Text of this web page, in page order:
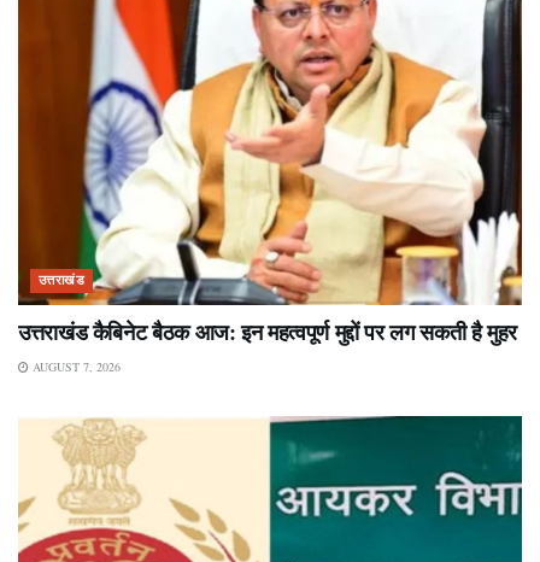
उत्तराखंड
उत्तराखंड कैबिनेट बैठक आज: इन महत्वपूर्ण मुद्दों पर लग सकती है मुहर
AUGUST 7, 2026